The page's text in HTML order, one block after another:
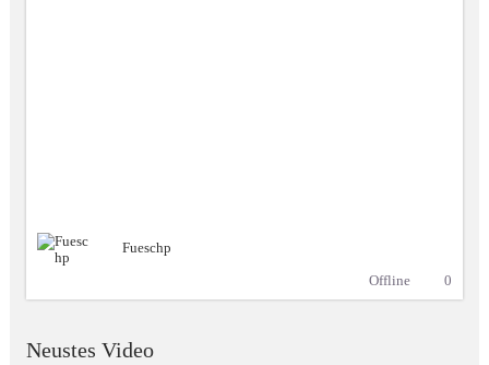
Fueschp
Offline
0
Neustes Video